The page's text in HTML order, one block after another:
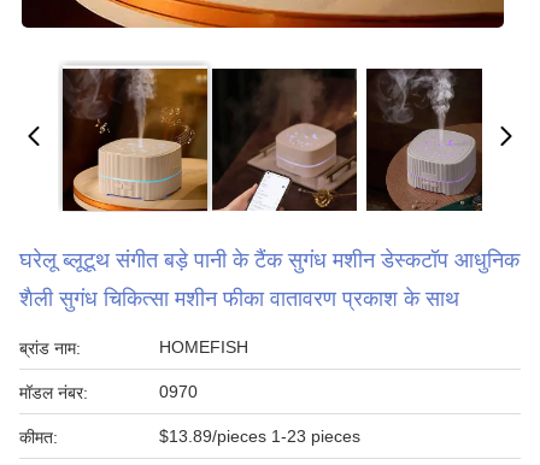
घरेलू ब्लूटूथ संगीत बड़े पानी के टैंक सुगंध मशीन डेस्कटॉप आधुनिक
शैली सुगंध चिकित्सा मशीन फीका वातावरण प्रकाश के साथ
ब्रांड नाम: HOMEFISH
मॉडल नंबर: 0970
कीमत: $13.89/pieces 1-23 pieces